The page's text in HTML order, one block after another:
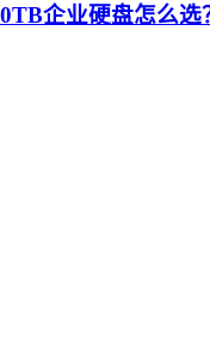
企业硬盘怎么选